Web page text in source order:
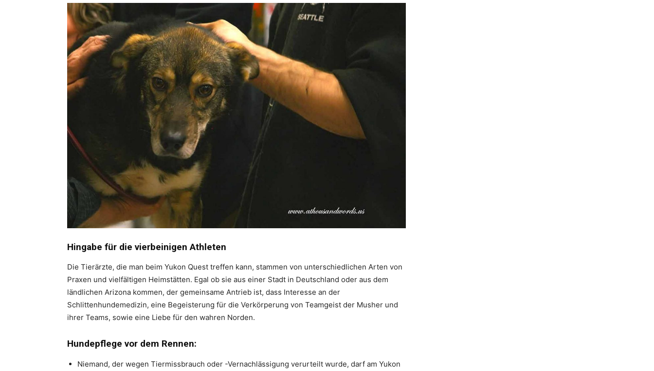
Hingabe für die vierbeinigen Athleten
Die Tierärzte, die man beim Yukon Quest treffen kann, stammen von unterschiedlichen Arten von
Praxen und vielfältigen Heimstätten. Egal ob sie aus einer Stadt in Deutschland oder aus dem
ländlichen Arizona kommen, der gemeinsame Antrieb ist, dass Interesse an der
Schlittenhundemedizin, eine Begeisterung für die Verkörperung von Teamgeist der Musher und
ihrer Teams, sowie eine Liebe für den wahren Norden.
Hundepflege vor dem Rennen:
Niemand, der wegen Tiermissbrauch oder -Vernachlässigung verurteilt wurde, darf am Yukon